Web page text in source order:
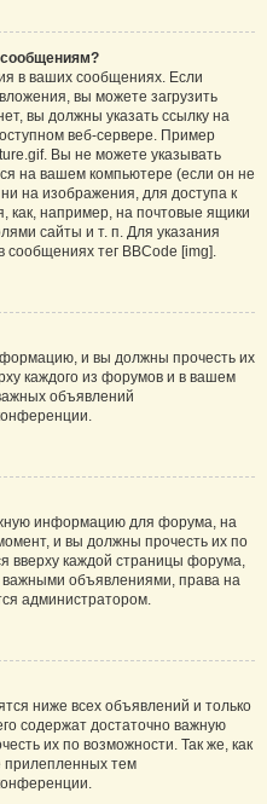
сообщениям?
в ваших сообщениях. Если
вы можете загрузить
вы должны указать ссылку на
веб-сервере. Пример
Вы не можете указывать
на вашем компьютере (если он не
на изображения, для доступа к
как, например, на почтовые ящики
сайты и т. п. Для указания
сообщениях тег BBCode [img].
и вы должны прочесть их
каждого из форумов и в вашем
объявлений
информацию для форума, на
и вы должны прочесть их по
вверху каждой страницы форума,
важными объявлениями, права на
администратором.
ниже всех объявлений и только
содержат достаточно важную
их по возможности. Так же, как
прилепленных тем